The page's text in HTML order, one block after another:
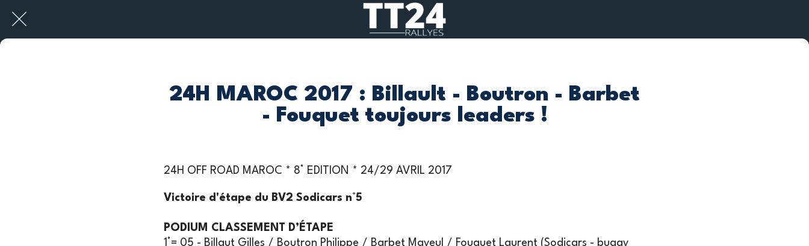
24H MAROC 2017 : Billault - Boutron - Barbet
- Fouquet toujours leaders !
24H OFF ROAD MAROC * 8° EDITION * 24/29 AVRIL 2017
Victoire d'étape du BV2 Sodicars n°5
PODIUM CLASSEMENT D’ÉTAPE
1°= 05 - Billaut Gilles / Boutron Philippe / Barbet Mayeul / Fouquet Laurent (Sodicars - buggy